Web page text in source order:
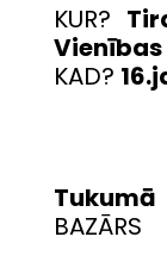
KUR?
KAD?
BAZĀRS